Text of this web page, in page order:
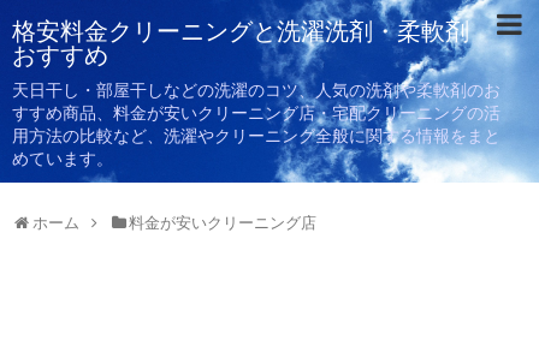
格安料金クリーニングと洗濯洗剤・柔軟剤
おすすめ
天日干し・部屋干しなどの洗濯のコツ、人気の洗剤や柔軟剤のお
すすめ商品、料金が安いクリーニング店・宅配クリーニングの活
用方法の比較など、洗濯やクリーニング全般に関する情報をまと
めています。
ホーム 料金が安いクリーニング店